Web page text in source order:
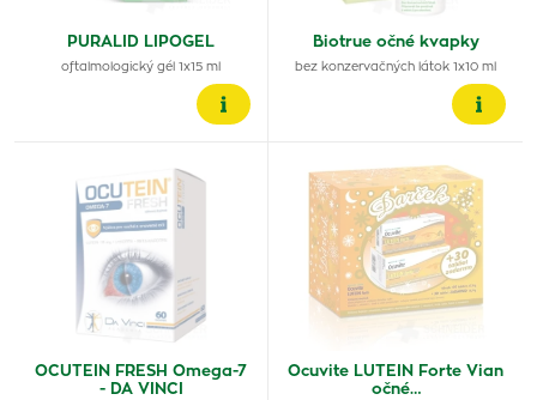
PURALID LIPOGEL
oftalmologický gél 1x15 ml
Biotrue očné kvapky
bez konzervačných látok 1x10 ml
OCUTEIN FRESH Omega-7
- DA VINCI
Ocuvite LUTEIN Forte Vian
očné…